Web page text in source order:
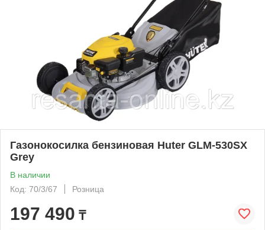
Газонокосилка бензиновая Huter GLM-530SX
Grey
В наличии
Код: 70/3/67
Розница
197 490 ₸